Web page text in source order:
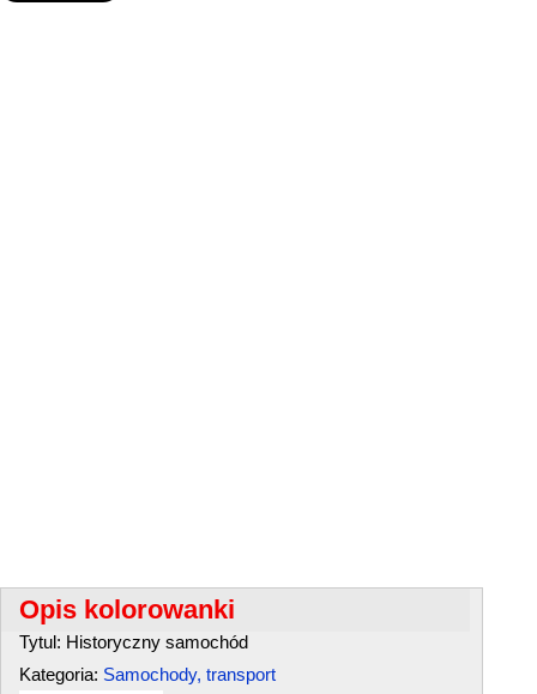
Opis kolorowanki
Tytul: Historyczny samochód
Kategoria: Samochody, transport